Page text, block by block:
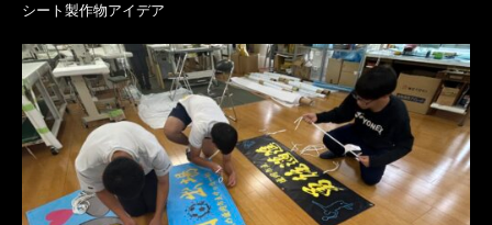
シート製作物アイデア